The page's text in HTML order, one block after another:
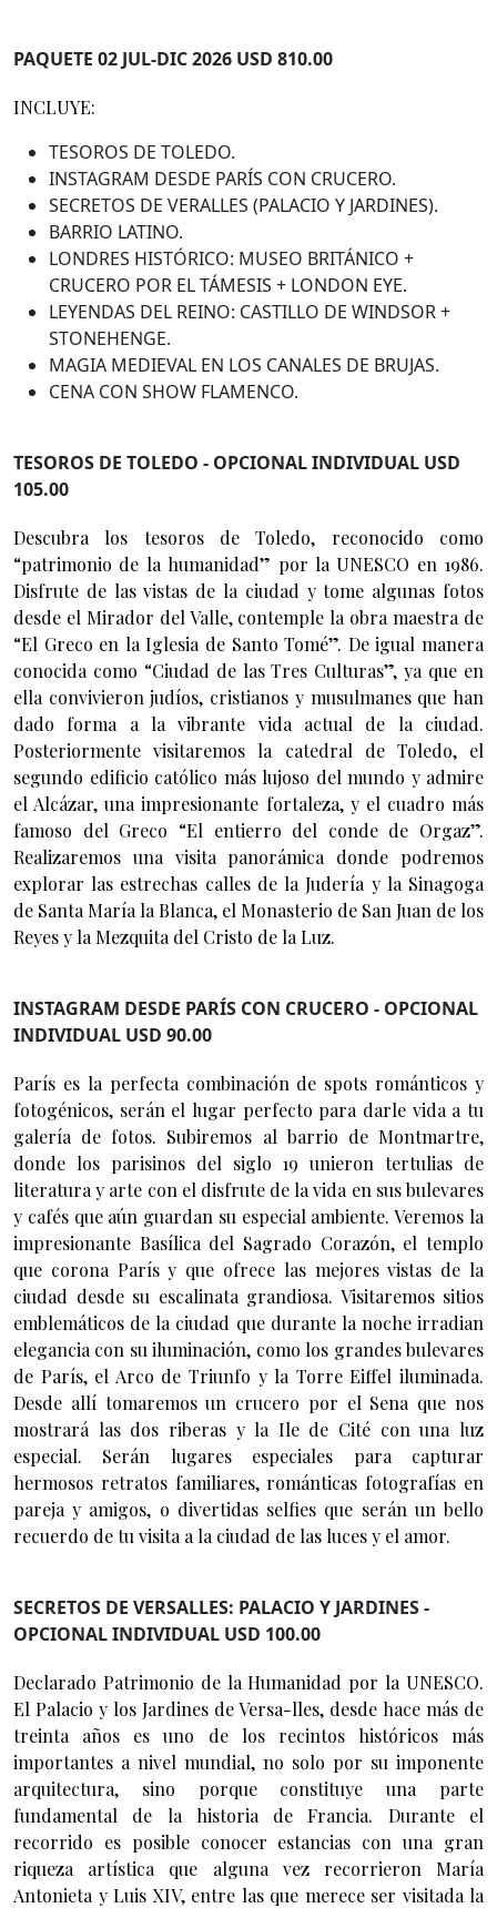
PAQUETE 02 JUL-DIC 2026 USD 810.00
INCLUYE:
TESOROS DE TOLEDO.
INSTAGRAM DESDE PARÍS CON CRUCERO.
SECRETOS DE VERALLES (PALACIO Y JARDINES).
BARRIO LATINO.
LONDRES HISTÓRICO: MUSEO BRITÁNICO +
CRUCERO POR EL TÁMESIS + LONDON EYE.
LEYENDAS DEL REINO: CASTILLO DE WINDSOR +
STONEHENGE.
MAGIA MEDIEVAL EN LOS CANALES DE BRUJAS.
CENA CON SHOW FLAMENCO.
TESOROS DE TOLEDO - OPCIONAL INDIVIDUAL USD
105.00
Descubra los tesoros de Toledo, reconocido como
“patrimonio de la humanidad” por la UNESCO en 1986.
Disfrute de las vistas de la ciudad y tome algunas fotos
desde el Mirador del Valle, contemple la obra maestra de
“El Greco en la Iglesia de Santo Tomé”. De igual manera
conocida como “Ciudad de las Tres Culturas”, ya que en
ella convivieron judíos, cristianos y musulmanes que han
dado forma a la vibrante vida actual de la ciudad.
Posteriormente visitaremos la catedral de Toledo, el
segundo edificio católico más lujoso del mundo y admire
el Alcázar, una impresionante fortaleza, y el cuadro más
famoso del Greco “El entierro del conde de Orgaz”.
Realizaremos una visita panorámica donde podremos
explorar las estrechas calles de la Judería y la Sinagoga
de Santa María la Blanca, el Monasterio de San Juan de los
Reyes y la Mezquita del Cristo de la Luz.
INSTAGRAM DESDE PARÍS CON CRUCERO - OPCIONAL
INDIVIDUAL USD 90.00
París es la perfecta combinación de spots románticos y
fotogénicos, serán el lugar perfecto para darle vida a tu
galería de fotos. Subiremos al barrio de Montmartre,
donde los parisinos del siglo 19 unieron tertulias de
literatura y arte con el disfrute de la vida en sus bulevares
y cafés que aún guardan su especial ambiente. Veremos la
impresionante Basílica del Sagrado Corazón, el templo
que corona París y que ofrece las mejores vistas de la
ciudad desde su escalinata grandiosa. Visitaremos sitios
emblemáticos de la ciudad que durante la noche irradian
elegancia con su iluminación, como los grandes bulevares
de París, el Arco de Triunfo y la Torre Eiffel iluminada.
Desde allí tomaremos un crucero por el Sena que nos
mostrará las dos riberas y la Ile de Cité con una luz
especial. Serán lugares especiales para capturar
hermosos retratos familiares, románticas fotografías en
pareja y amigos, o divertidas selfies que serán un bello
recuerdo de tu visita a la ciudad de las luces y el amor.
SECRETOS DE VERSALLES: PALACIO Y JARDINES -
OPCIONAL INDIVIDUAL USD 100.00
Declarado Patrimonio de la Humanidad por la UNESCO.
El Palacio y los Jardines de Versa-lles, desde hace más de
treinta años es uno de los recintos históricos más
importantes a nivel mundial, no solo por su imponente
arquitectura, sino porque constituye una parte
fundamental de la historia de Francia. Durante el
recorrido es posible conocer estancias con una gran
riqueza artística que alguna vez recorrieron María
Antonieta y Luis XIV, entre las que merece ser visitada la